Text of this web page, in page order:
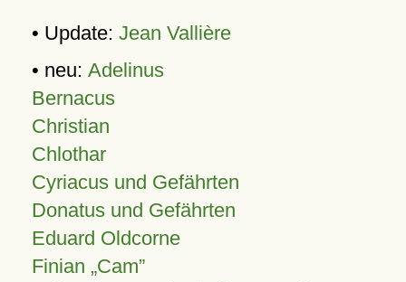
• Update: Jean Vallière
• neu: Adelinus
Bernacus
Christian
Chlothar
Cyriacus und Gefährten
Donatus und Gefährten
Eduard Oldcorne
Finian Cam